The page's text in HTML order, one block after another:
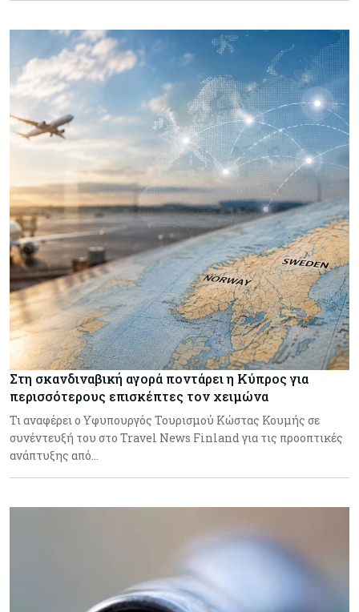
Στη σκανδιναβική αγορά ποντάρει η Κύπρος για
περισσότερους επισκέπτες τον χειμώνα
Τι αναφέρει ο Υφυπουργός Τουρισμού Κώστας Κουμής σε
συνέντευξή του στο Travel News Finland για τις προοπτικές
ανάπτυξης από…